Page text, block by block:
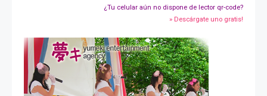
¿Tu celular aún no dispone de lector qr-code?
» Descárgate uno gratis!